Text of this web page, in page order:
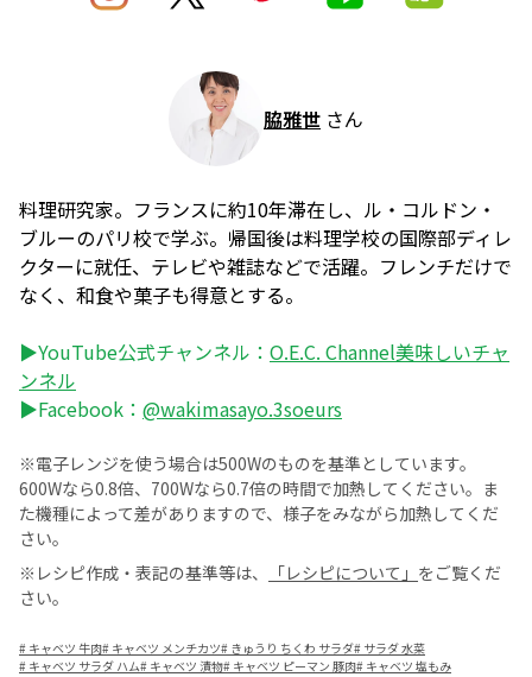
脇雅世 さん
料理研究家。フランスに約10年滞在し、ル・コルドン・
ブルーのパリ校で学ぶ。帰国後は料理学校の国際部ディレ
クターに就任、テレビや雑誌などで活躍。フレンチだけで
なく、和食や菓子も得意とする。
▶YouTube公式チャンネル： O.E.C. Channel美味しいチャ
ンネル
▶Facebook： @wakimasayo.3soeurs
※電子レンジを使う場合は500Wのものを基準としています。
600Wなら0.8倍、700Wなら0.7倍の時間で加熱してください。ま
た機種によって差がありますので、様子をみながら加熱してくだ
さい。
※レシピ作成・表記の基準等は、
「レシピについて」 をご覧くだ
さい。
# キャベツ 牛肉# キャベツ メンチカツ# きゅうり ちくわ サラダ# サラダ 水菜
# キャベツ サラダ ハム# キャベツ 漬物# キャベツ ピーマン 豚肉# キャベツ 塩もみ